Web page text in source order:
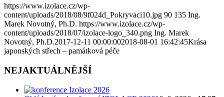
https://www.izolace.cz/wp-
content/uploads/2018/08/9f024d_Pokryvaci10.jpg 90 135 Ing.
Marek Novotný, Ph.D. https://www.izolace.cz/wp-
content/uploads/2018/07/izolace-logo_340.png Ing. Marek
Novotný, Ph.D.2017-12-11 00:00:002018-08-01 16:42:45Krása
japonských střech – památková péče
NEJAKTUÁLNĚJŠÍ